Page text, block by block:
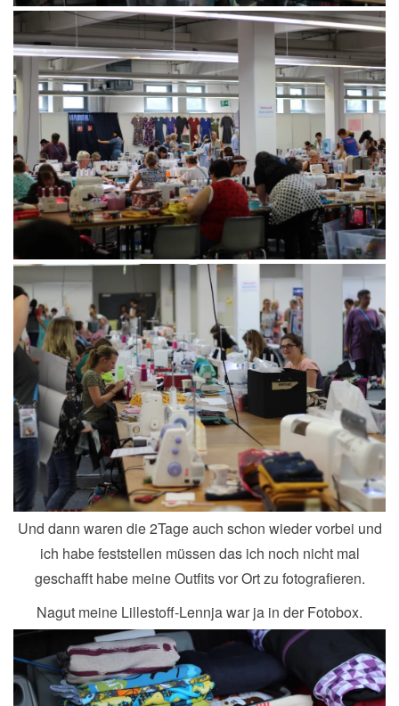
Und dann waren die 2Tage auch schon wieder vorbei und
ich habe feststellen müssen das ich noch nicht mal
geschafft habe meine Outfits vor Ort zu fotografieren.
Nagut meine Lillestoff-Lennja war ja in der Fotobox.